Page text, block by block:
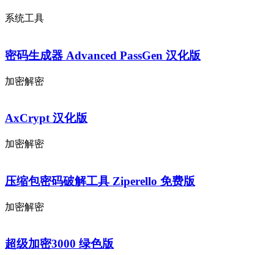
系统工具
密码生成器 Advanced PassGen 汉化版
加密解密
AxCrypt 汉化版
加密解密
压缩包密码破解工具 Ziperello 免费版
加密解密
超级加密3000 绿色版